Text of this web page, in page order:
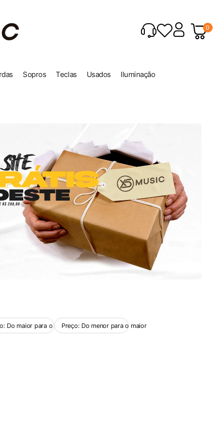
0
Sopros Teclas Usados Iluminação
Do maior para o menorPreço: Do menor para o maior